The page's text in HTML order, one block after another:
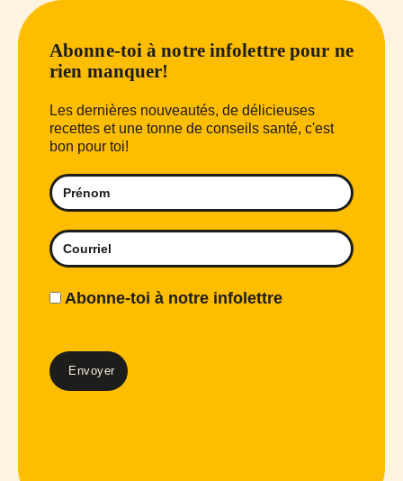
Abonne-toi à notre infolettre pour ne
rien manquer!
Les dernières nouveautés, de délicieuses
recettes et une tonne de conseils santé, c'est
bon pour toi!
Abonne-toi à notre infolettre